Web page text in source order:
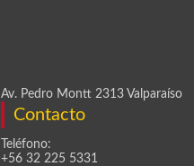
Av. Pedro Montt 2313 Valparaíso
Contacto
Teléfono:
+56 32 225 5331